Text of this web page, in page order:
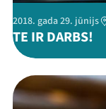
2018. gada 29. jūnijs
TE IR DARBS!